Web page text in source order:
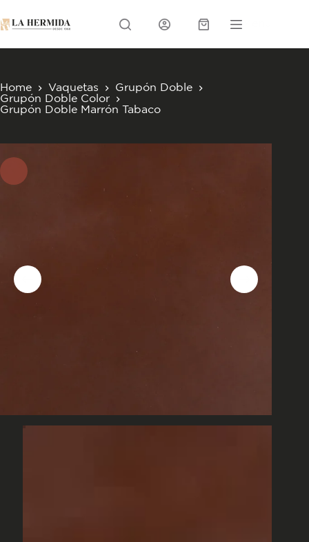
content
Carrito
Home Vaquetas
Grupón Doble
Grupón Doble Color
Grupón Doble Marrón Tabaco